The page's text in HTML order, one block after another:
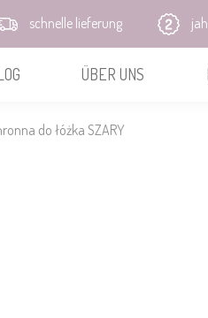
schnelle lieferung
ÜBER UNS
do łóżka SZARY